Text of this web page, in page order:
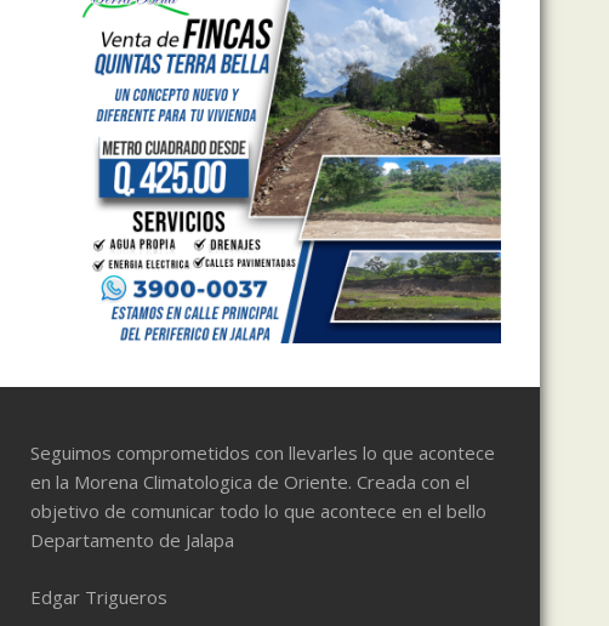
Seguimos comprometidos con llevarles lo que acontece
en la Morena Climatologica de Oriente. Creada con el
objetivo de comunicar todo lo que acontece en el bello
Departamento de Jalapa
Edgar Trigueros